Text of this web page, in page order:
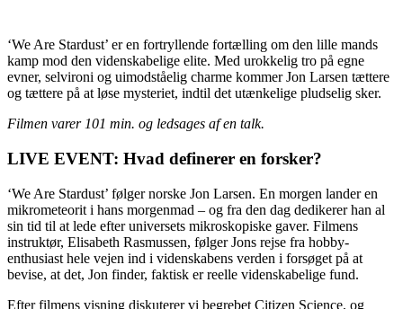
‘We Are Stardust’ er en fortryllende fortælling om den lille mands
kamp mod den videnskabelige elite. Med urokkelig tro på egne
evner, selvironi og uimodståelig charme kommer Jon Larsen tættere
og tættere på at løse mysteriet, indtil det utænkelige pludselig sker.
Filmen varer 101 min. og ledsages af en talk.
LIVE EVENT: Hvad definerer en forsker?
‘We Are Stardust’ følger norske Jon Larsen. En morgen lander en
mikrometeorit i hans morgenmad – og fra den dag dedikerer han al
sin tid til at lede efter universets mikroskopiske gaver. Filmens
instruktør, Elisabeth Rasmussen, følger Jons rejse fra hobby-
enthusiast hele vejen ind i videnskabens verden i forsøget på at
bevise, at det, Jon finder, faktisk er reelle videnskabelige fund.
Efter filmens visning diskuterer vi begrebet Citizen Science, og